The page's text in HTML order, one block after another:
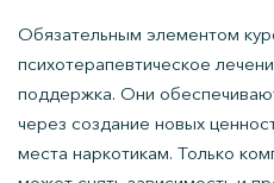
Обязательным элементом
психотерапевтическое
поддержка. Они
через создание новых
места наркотикам. Только